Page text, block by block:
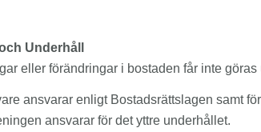
Underhåll
eller förändringar i bostaden får inte
ansvarar enligt Bostadsrättslagen samt
ansvarar för det yttre underhållet.